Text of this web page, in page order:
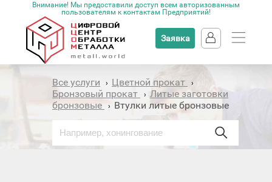
Внимание! Мы предоставили доступ всем авторизованным
пользователям к контактам Предприятий!
Заявка
Все услуги › Цветной прокат ›
Бронзовый прокат ›Литые заготовки
бронзовые
› Втулки литые бронзовые